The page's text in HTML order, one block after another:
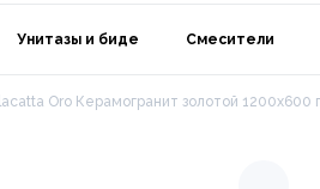
Унитазы и биде Смесители
Oro Керамогранит золотой 1200x600